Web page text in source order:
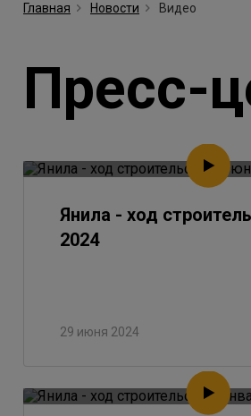
Главная Новости Видео
Пресс-
Янила - ход
2024
29 июня 2024